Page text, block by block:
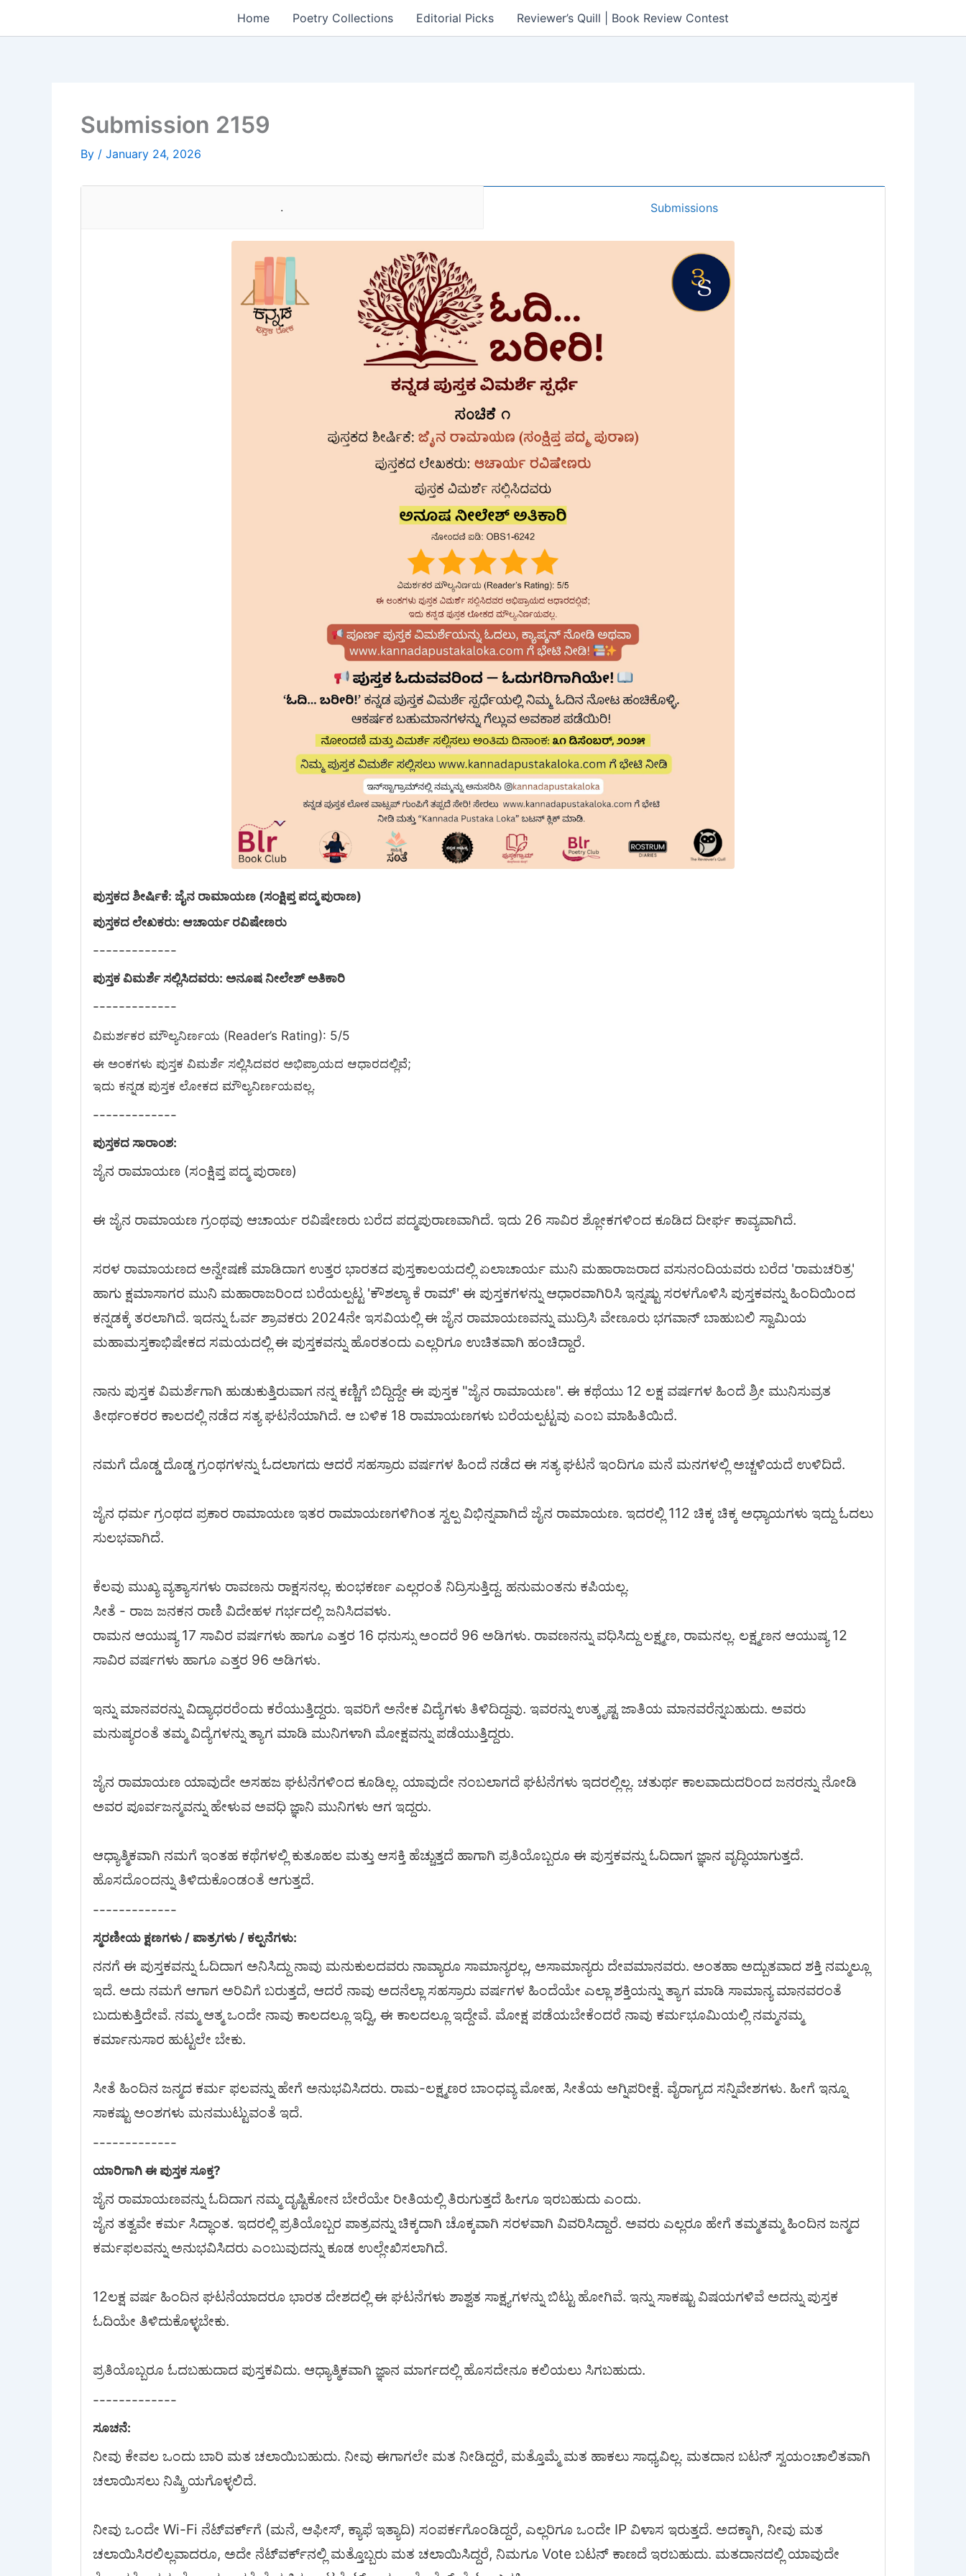
Home Poetry Collections Editorial Picks Reviewer’s Quill | Book Review Contest
Submission 2159
By / January 24, 2026
. Submissions
ಪುಸ್ತಕದ ಶೀರ್ಷಿಕೆ: ಜೈನ ರಾಮಾಯಣ (ಸಂಕ್ಷಿಪ್ತ ಪದ್ಮ ಪುರಾಣ)
ಪುಸ್ತಕದ ಲೇಖಕರು: ಆಚಾರ್ಯ ರವಿಷೇಣರು
-------------
ಪುಸ್ತಕ ವಿಮರ್ಶೆ ಸಲ್ಲಿಸಿದವರು: ಅನೂಷ ನೀಲೇಶ್ ಅತಿಕಾರಿ
-------------
ವಿಮರ್ಶಕರ ಮೌಲ್ಯನಿರ್ಣಯ (Reader’s Rating): 5/5
ಈ ಅಂಕಗಳು ಪುಸ್ತಕ ವಿಮರ್ಶೆ ಸಲ್ಲಿಸಿದವರ ಅಭಿಪ್ರಾಯದ ಆಧಾರದಲ್ಲಿವೆ;
-------------
ಪುಸ್ತಕದ ಸಾರಾಂಶ:
ಜೈನ ರಾಮಾಯಣ (ಸಂಕ್ಷಿಪ್ತ ಪದ್ಮ ಪುರಾಣ)
ಈ ಜೈನ ರಾಮಾಯಣ ಗ್ರಂಥವು ಆಚಾರ್ಯ ರವಿಷೇಣರು ಬರೆದ ಪದ್ಮಪುರಾಣವಾಗಿದೆ. ಇದು 26 ಸಾವಿರ ಶ್ಲೋಕಗಳಿಂದ ಕೂಡಿದ ದೀರ್ಘ ಕಾವ್ಯವಾಗಿದೆ.
ಸರಳ ರಾಮಾಯಣದ ಅನ್ವೇಷಣೆ ಮಾಡಿದಾಗ ಉತ್ತರ ಭಾರತದ ಪುಸ್ತಕಾಲಯದಲ್ಲಿ ಏಲಾಚಾರ್ಯ ಮುನಿ ಮಹಾರಾಜರಾದ ವಸುನಂದಿಯವರು ಬರೆದ 'ರಾಮಚರಿತ್ರ'
ಹಾಗು ಕ್ಷಮಾಸಾಗರ ಮುನಿ ಮಹಾರಾಜರಿಂದ ಬರೆಯಲ್ಪಟ್ಟ 'ಕೌಶಲ್ಯಾ ಕೆ ರಾಮ್' ಈ ಪುಸ್ತಕಗಳನ್ನು ಆಧಾರವಾಗಿರಿಸಿ ಇನ್ನಷ್ಟು ಸರಳಗೊಳಿಸಿ ಪುಸ್ತಕವನ್ನು ಹಿಂದಿಯಿಂದ
ಕನ್ನಡಕ್ಕೆ ತರಲಾಗಿದೆ. ಇದನ್ನು ಓರ್ವ ಶ್ರಾವಕರು 2024ನೇ ಇಸವಿಯಲ್ಲಿ ಈ ಜೈನ ರಾಮಾಯಣವನ್ನು ಮುದ್ರಿಸಿ ವೇಣೂರು ಭಗವಾನ್ ಬಾಹುಬಲಿ ಸ್ವಾಮಿಯ
ಮಹಾಮಸ್ತಕಾಭಿಷೇಕದ ಸಮಯದಲ್ಲಿ ಈ ಪುಸ್ತಕವನ್ನು ಹೊರತಂದು ಎಲ್ಲರಿಗೂ ಉಚಿತವಾಗಿ ಹಂಚಿದ್ದಾರೆ.
ನಾನು ಪುಸ್ತಕ ವಿಮರ್ಶೆಗಾಗಿ ಹುಡುಕುತ್ತಿರುವಾಗ ನನ್ನ ಕಣ್ಣಿಗೆ ಬಿದ್ದಿದ್ದೇ ಈ ಪುಸ್ತಕ "ಜೈನ ರಾಮಾಯಣ". ಈ ಕಥೆಯು 12 ಲಕ್ಷ ವರ್ಷಗಳ ಹಿಂದೆ ಶ್ರೀ ಮುನಿಸುವ್ರತ
ತೀರ್ಥಂಕರರ ಕಾಲದಲ್ಲಿ ನಡೆದ ಸತ್ಯ ಘಟನೆಯಾಗಿದೆ. ಆ ಬಳಿಕ 18 ರಾಮಾಯಣಗಳು ಬರೆಯಲ್ಪಟ್ಟವು ಎಂಬ ಮಾಹಿತಿಯಿದೆ.
ನಮಗೆ ದೊಡ್ಡ ದೊಡ್ಡ ಗ್ರಂಥಗಳನ್ನು ಓದಲಾಗದು ಆದರೆ ಸಹಸ್ರಾರು ವರ್ಷಗಳ ಹಿಂದೆ ನಡೆದ ಈ ಸತ್ಯ ಘಟನೆ ಇಂದಿಗೂ ಮನೆ ಮನಗಳಲ್ಲಿ ಅಚ್ಚಳಿಯದೆ ಉಳಿದಿದೆ.
ಜೈನ ಧರ್ಮ ಗ್ರಂಥದ ಪ್ರಕಾರ ರಾಮಾಯಣ ಇತರ ರಾಮಾಯಣಗಳಿಗಿಂತ ಸ್ವಲ್ಪ ವಿಭಿನ್ನವಾಗಿದೆ ಜೈನ ರಾಮಾಯಣ. ಇದರಲ್ಲಿ 112 ಚಿಕ್ಕ ಚಿಕ್ಕ ಅಧ್ಯಾಯಗಳು ಇದ್ದು ಓದಲು
ಸುಲಭವಾಗಿದೆ.
ಕೆಲವು ಮುಖ್ಯ ವ್ಯತ್ಯಾಸಗಳು ರಾವಣನು ರಾಕ್ಷಸನಲ್ಲ. ಕುಂಭಕರ್ಣ ಎಲ್ಲರಂತೆ ನಿದ್ರಿಸುತ್ತಿದ್ದ. ಹನುಮಂತನು ಕಪಿಯಲ್ಲ.
ಸೀತೆ - ರಾಜ ಜನಕನ ರಾಣಿ ವಿದೇಹಳ ಗರ್ಭದಲ್ಲಿ ಜನಿಸಿದವಳು.
ರಾಮನ ಆಯುಷ್ಯ 17 ಸಾವಿರ ವರ್ಷಗಳು ಹಾಗೂ ಎತ್ತರ 16 ಧನುಸ್ಸು ಅಂದರೆ 96 ಅಡಿಗಳು. ರಾವಣನನ್ನು ವಧಿಸಿದ್ದು ಲಕ್ಷ್ಮಣ, ರಾಮನಲ್ಲ. ಲಕ್ಷ್ಮಣನ ಆಯುಷ್ಯ 12
ಸಾವಿರ ವರ್ಷಗಳು ಹಾಗೂ ಎತ್ತರ 96 ಅಡಿಗಳು.
ಇನ್ನು ಮಾನವರನ್ನು ವಿದ್ಯಾಧರರೆಂದು ಕರೆಯುತ್ತಿದ್ದರು. ಇವರಿಗೆ ಅನೇಕ ವಿದ್ಯೆಗಳು ತಿಳಿದಿದ್ದವು. ಇವರನ್ನು ಉತ್ಕೃಷ್ಟ ಜಾತಿಯ ಮಾನವರೆನ್ನಬಹುದು. ಅವರು
ಮನುಷ್ಯರಂತೆ ತಮ್ಮ ವಿದ್ಯೆಗಳನ್ನು ತ್ಯಾಗ ಮಾಡಿ ಮುನಿಗಳಾಗಿ ಮೋಕ್ಷವನ್ನು ಪಡೆಯುತ್ತಿದ್ದರು.
ಜೈನ ರಾಮಾಯಣ ಯಾವುದೇ ಅಸಹಜ ಘಟನೆಗಳಿಂದ ಕೂಡಿಲ್ಲ. ಯಾವುದೇ ನಂಬಲಾಗದೆ ಘಟನೆಗಳು ಇದರಲ್ಲಿಲ್ಲ. ಚತುರ್ಥ ಕಾಲವಾದುದರಿಂದ ಜನರನ್ನು ನೋಡಿ
ಅವರ ಪೂರ್ವಜನ್ಮವನ್ನು ಹೇಳುವ ಅವಧಿ ಜ್ಞಾನಿ ಮುನಿಗಳು ಆಗ ಇದ್ದರು.
ಆಧ್ಯಾತ್ಮಿಕವಾಗಿ ನಮಗೆ ಇಂತಹ ಕಥೆಗಳಲ್ಲಿ ಕುತೂಹಲ ಮತ್ತು ಆಸಕ್ತಿ ಹೆಚ್ಚುತ್ತದೆ ಹಾಗಾಗಿ ಪ್ರತಿಯೊಬ್ಬರೂ ಈ ಪುಸ್ತಕವನ್ನು ಓದಿದಾಗ ಜ್ಞಾನ ವೃದ್ಧಿಯಾಗುತ್ತದೆ.
ಹೊಸದೊಂದನ್ನು ತಿಳಿದುಕೊಂಡಂತೆ ಆಗುತ್ತದೆ.
-------------
ಸ್ಮರಣೀಯ ಕ್ಷಣಗಳು / ಪಾತ್ರಗಳು / ಕಲ್ಪನೆಗಳು:
ನನಗೆ ಈ ಪುಸ್ತಕವನ್ನು ಓದಿದಾಗ ಅನಿಸಿದ್ದು ನಾವು ಮನುಕುಲದವರು ನಾವ್ಯಾರೂ ಸಾಮಾನ್ಯರಲ್ಲ, ಅಸಾಮಾನ್ಯರು ದೇವಮಾನವರು. ಅಂತಹಾ ಅದ್ಬುತವಾದ ಶಕ್ತಿ ನಮ್ಮಲ್ಲೂ
ಇದೆ. ಅದು ನಮಗೆ ಆಗಾಗ ಅರಿವಿಗೆ ಬರುತ್ತದೆ, ಆದರೆ ನಾವು ಅದನೆಲ್ಲಾ ಸಹಸ್ರಾರು ವರ್ಷಗಳ ಹಿಂದೆಯೇ ಎಲ್ಲಾ ಶಕ್ತಿಯನ್ನು ತ್ಯಾಗ ಮಾಡಿ ಸಾಮಾನ್ಯ ಮಾನವರಂತೆ
ಬುದುಕುತ್ತಿದೇವೆ. ನಮ್ಮ ಆತ್ಮ ಒಂದೇ ನಾವು ಕಾಲದಲ್ಲೂ ಇದ್ವಿ, ಈ ಕಾಲದಲ್ಲೂ ಇದ್ದೇವೆ. ಮೋಕ್ಷ ಪಡೆಯಬೇಕೆಂದರೆ ನಾವು ಕರ್ಮಭೂಮಿಯಲ್ಲಿ ನಮ್ಮನಮ್ಮ
ಕರ್ಮಾನುಸಾರ ಹುಟ್ಟಲೇ ಬೇಕು.
ಸೀತೆ ಹಿಂದಿನ ಜನ್ಮದ ಕರ್ಮ ಫಲವನ್ನು ಹೇಗೆ ಅನುಭವಿಸಿದರು. ರಾಮ-ಲಕ್ಷ್ಮಣರ ಬಾಂಧವ್ಯ ಮೋಹ, ಸೀತೆಯ ಅಗ್ನಿಪರೀಕ್ಷೆ. ವೈರಾಗ್ಯದ ಸನ್ನಿವೇಶಗಳು. ಹೀಗೆ ಇನ್ನೂ
ಸಾಕಷ್ಟು ಅಂಶಗಳು ಮನಮುಟ್ಟುವಂತೆ ಇದೆ.
-------------
ಯಾರಿಗಾಗಿ ಈ ಪುಸ್ತಕ ಸೂಕ್ತ?
ಜೈನ ರಾಮಾಯಣವನ್ನು ಓದಿದಾಗ ನಮ್ಮ ದೃಷ್ಟಿಕೋನ ಬೇರೆಯೇ ರೀತಿಯಲ್ಲಿ ತಿರುಗುತ್ತದೆ ಹೀಗೂ ಇರಬಹುದು ಎಂದು.
ಜೈನ ತತ್ವವೇ ಕರ್ಮ ಸಿದ್ಧಾಂತ. ಇದರಲ್ಲಿ ಪ್ರತಿಯೊಬ್ಬರ ಪಾತ್ರವನ್ನು ಚಿಕ್ಕದಾಗಿ ಚೊಕ್ಕವಾಗಿ ಸರಳವಾಗಿ ವಿವರಿಸಿದ್ದಾರೆ. ಅವರು ಎಲ್ಲರೂ ಹೇಗೆ ತಮ್ಮತಮ್ಮ ಹಿಂದಿನ ಜನ್ಮದ
ಕರ್ಮಫಲವನ್ನು ಅನುಭವಿಸಿದರು ಎಂಬುವುದನ್ನು ಕೂಡ ಉಲ್ಲೇಖಿಸಲಾಗಿದೆ.
12ಲಕ್ಷ ವರ್ಷ ಹಿಂದಿನ ಘಟನೆಯಾದರೂ ಭಾರತ ದೇಶದಲ್ಲಿ ಈ ಘಟನೆಗಳು ಶಾಶ್ವತ ಸಾಕ್ಷ್ಯಗಳನ್ನು ಬಿಟ್ಟು ಹೋಗಿವೆ. ಇನ್ನು ಸಾಕಷ್ಟು ವಿಷಯಗಳಿವೆ ಅದನ್ನು ಪುಸ್ತಕ
ಓದಿಯೇ ತಿಳಿದುಕೊಳ್ಳಬೇಕು.
ಪ್ರತಿಯೊಬ್ಬರೂ ಓದಬಹುದಾದ ಪುಸ್ತಕವಿದು. ಆಧ್ಯಾತ್ಮಿಕವಾಗಿ ಜ್ಞಾನ ಮಾರ್ಗದಲ್ಲಿ ಹೊಸದೇನೂ ಕಲಿಯಲು ಸಿಗಬಹುದು.
-------------
ಸೂಚನೆ:
ನೀವು ಕೇವಲ ಒಂದು ಬಾರಿ ಮತ ಚಲಾಯಿಬಹುದು. ನೀವು ಈಗಾಗಲೇ ಮತ ನೀಡಿದ್ದರೆ, ಮತ್ತೊಮ್ಮೆ ಮತ ಹಾಕಲು ಸಾಧ್ಯವಿಲ್ಲ. ಮತದಾನ ಬಟನ್ ಸ್ವಯಂಚಾಲಿತವಾಗಿ
ಚಲಾಯಿಸಲು ನಿಷ್ಕ್ರಿಯಗೊಳ್ಳಲಿದೆ.
ನೀವು ಒಂದೇ Wi-Fi ನೆಟ್‌ವರ್ಕ್‍ಗೆ (ಮನೆ, ಆಫೀಸ್, ಕ್ಯಾಫೆ ಇತ್ಯಾದಿ) ಸಂಪರ್ಕಗೊಂಡಿದ್ದರೆ, ಎಲ್ಲರಿಗೂ ಒಂದೇ IP ವಿಳಾಸ ಇರುತ್ತದೆ. ಅದಕ್ಕಾಗಿ, ನೀವು ಮತ
ಚಲಾಯಿಸಿರಲಿಲ್ಲವಾದರೂ, ಅದೇ ನೆಟ್‌ವರ್ಕ್‌ನಲ್ಲಿ ಮತ್ತೊಬ್ಬರು ಮತ ಚಲಾಯಿಸಿದ್ದರೆ, ನಿಮಗೂ Vote ಬಟನ್ ಕಾಣದೆ ಇರಬಹುದು. ಮತದಾನದಲ್ಲಿ ಯಾವುದೇ